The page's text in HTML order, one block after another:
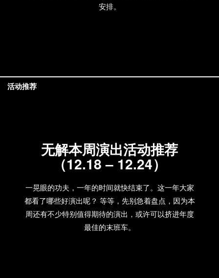
安排。
无解本周演出活动推荐
（12.18 – 12.24）
一晃眼的功夫，一年的时间就快结束了。这一年大家
都看了哪些好演出呢？ 等等，先别急着盘点，因为本
周还有不少特别值得期待的演出，或许可以挤进年度
最佳的末班车。
活动推荐